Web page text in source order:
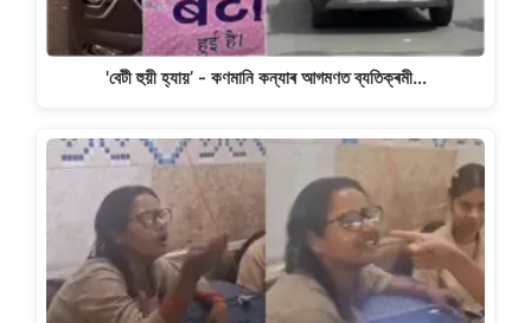
'বেটী হুয়ী হ্যায়’ - কণমানি কন্যাৰ আগমণত ব্যতিক্ৰমী…